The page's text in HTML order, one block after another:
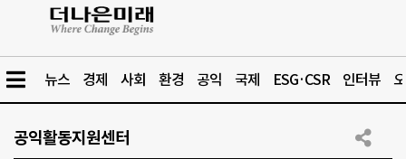
뉴스 경제 사회 환경 공익 국제 ESG·CSR 인터뷰
공익활동지원센터